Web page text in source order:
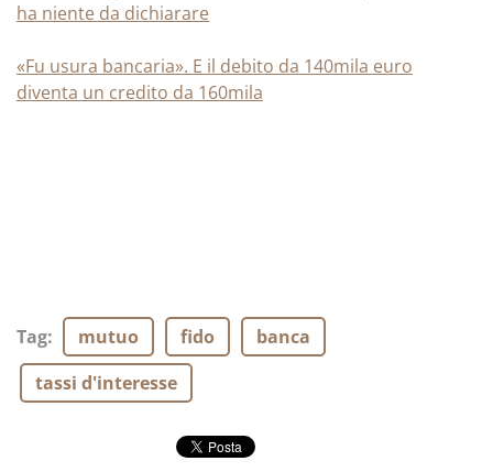
ha niente da dichiarare
«Fu usura bancaria». E il debito da 140mila euro
diventa un credito da 160mila
Tag: mutuo fido
banca
tassi d'interesse